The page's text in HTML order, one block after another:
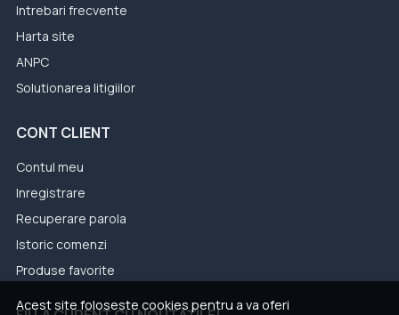
Acest site foloseste cookies pentru a va oferi
Intrebari frecvente
Harta site
ANPC
Solutionarea litigiilor
CONT CLIENT
Contul meu
Inregistrare
Recuperare parola
Istoric comenzi
Produse favorite